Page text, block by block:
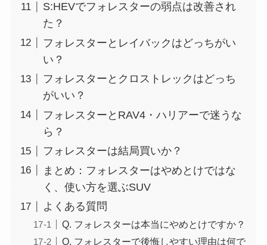
S:HEVでフォレスターの弱点は改善され
た？
フォレスターとレイバックはどっちがい
い？
フォレスターとクロストレックはどっち
がいい？
フォレスターとRAV4・ハリアーで迷うな
ら？
フォレスターは結局買いか？
まとめ：フォレスターはやめとけではな
く、使い方を選ぶSUV
よくある質問
Q. フォレスターは本当にやめとけですか？
Q. フォレスターで後悔しやすい理由は何で